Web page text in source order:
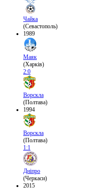
Чайка
(Севастополь)
1989
Маяк
(Харків)
2:0
Ворскла
(Полтава)
1994
Ворскла
(Полтава)
1:1
Дніпро
(Черкаси)
2015